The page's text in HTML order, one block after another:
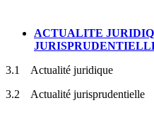
ACTUALITE
3.1 Actualité juridique
3.2 Actualité jurisprudentielle